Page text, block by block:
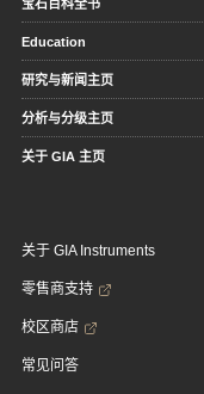
宝石百科全书
Education
研究与新闻主页
分析与分级主页
关于 GIA 主页
关于 GIA Instruments
零售商支持
校区商店
常见问答